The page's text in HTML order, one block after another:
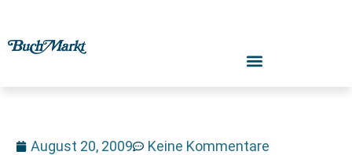
August 20, 2009 Keine Kommentare